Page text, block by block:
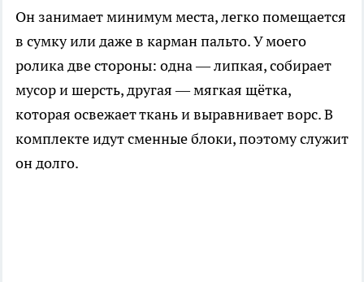
Он занимает минимум места, легко помещается
в сумку или даже в карман пальто. У моего
ролика две стороны: одна — липкая, собирает
мусор и шерсть, другая — мягкая щётка,
которая освежает ткань и выравнивает ворс. В
комплекте идут сменные блоки, поэтому служит
он долго.